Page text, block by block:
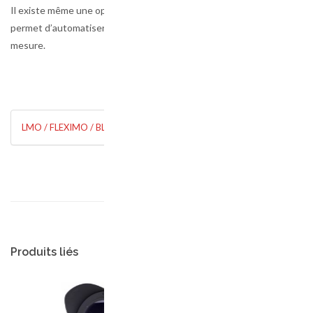
Il existe même une option CNC qui vous
permet d’automatiser certaines tâches de
mesure.
LMO / FLEXIMO / BLI
Produits liés